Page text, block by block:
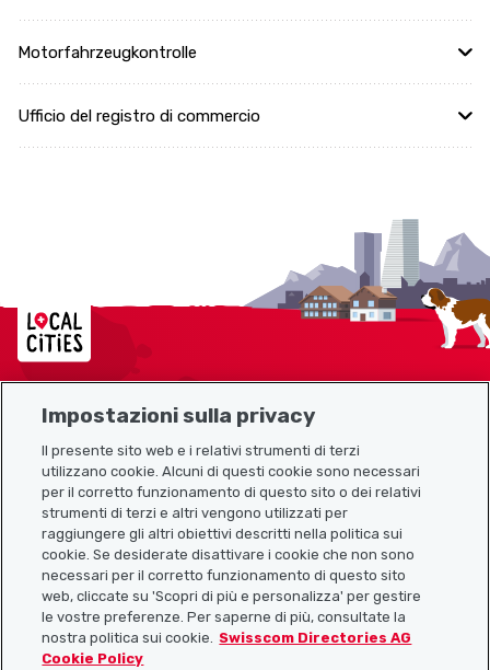
Motorfahrzeugkontrolle
Ufficio del registro di commercio
Localcities
Link utili
Scarica l’app Localcities
Impostazioni sulla privacy
Il presente sito web e i relativi strumenti di terzi
utilizzano cookie. Alcuni di questi cookie sono necessari
per il corretto funzionamento di questo sito o dei relativi
strumenti di terzi e altri vengono utilizzati per
raggiungere gli altri obiettivi descritti nella politica sui
cookie. Se desiderate disattivare i cookie che non sono
necessari per il corretto funzionamento di questo sito
web, cliccate su 'Scopri di più e personalizza' per gestire
le vostre preferenze. Per saperne di più, consultate la
nostra politica sui cookie.
Swisscom Directories AG
Cookie Policy